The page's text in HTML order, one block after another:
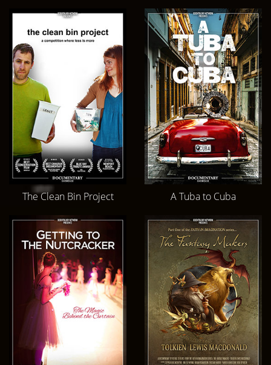
The Clean Bin Project A Tuba to Cuba